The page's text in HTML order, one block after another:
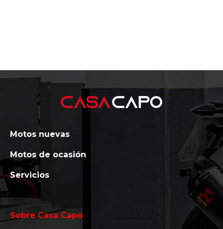
Motos nuevas
Motos de ocasión
Servicios
Sobre Casa Capo